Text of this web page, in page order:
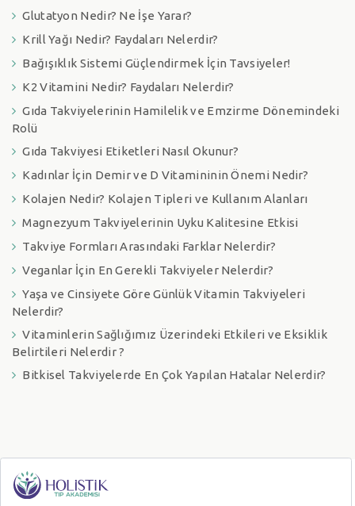
Glutatyon Nedir? Ne İşe Yarar?
Krill Yağı Nedir? Faydaları Nelerdir?
Bağışıklık Sistemi Güçlendirmek İçin Tavsiyeler!
K2 Vitamini Nedir? Faydaları Nelerdir?
Gıda Takviyelerinin Hamilelik ve Emzirme Dönemindeki
Rolü
Gıda Takviyesi Etiketleri Nasıl Okunur?
Kadınlar İçin Demir ve D Vitamininin Önemi Nedir?
Kolajen Nedir? Kolajen Tipleri ve Kullanım Alanları
Magnezyum Takviyelerinin Uyku Kalitesine Etkisi
Takviye Formları Arasındaki Farklar Nelerdir?
Veganlar İçin En Gerekli Takviyeler Nelerdir?
Yaşa ve Cinsiyete Göre Günlük Vitamin Takviyeleri
Nelerdir?
Vitaminlerin Sağlığımız Üzerindeki Etkileri ve Eksiklik
Belirtileri Nelerdir ?
Bitkisel Takviyelerde En Çok Yapılan Hatalar Nelerdir?